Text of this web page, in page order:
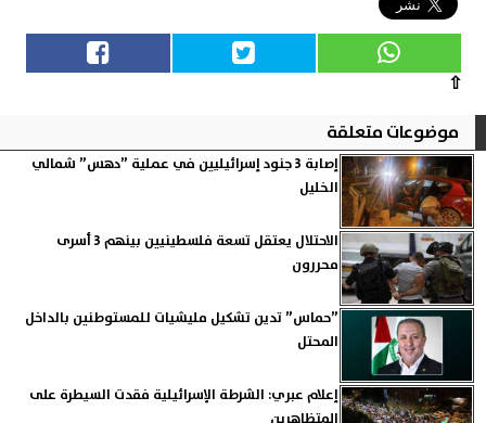
⇧
موضوعات متعلقة
إصابة 3 جنود إسرائيليين في عملية ”دهس” شمالي
الخليل
الاحتلال يعتقل تسعة فلسطينيين بينهم 3 أسرى
محررون
”حماس” تدين تشكيل مليشيات للمستوطنين بالداخل
المحتل
إعلام عبري: الشرطة الإسرائيلية فقدت السيطرة على